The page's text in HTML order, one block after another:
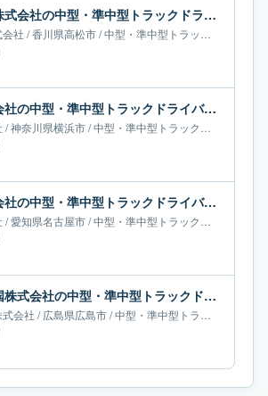
四国福山通運株式会社の中型・準中型トラックドライバー求人｜香川県高松市｜月給18万-34万円
社 /香川県高松市/中型・準中型トラックドライバー
武松商事株式会社の中型・準中型トラックドライバー求人｜神奈川県横浜市｜月給24万-29万円
/神奈川県横浜市/中型・準中型トラックドライバー
三和物産株式会社の中型・準中型トラックドライバー求人｜愛知県名古屋市｜月給20万-26万円
/愛知県名古屋市/中型・準中型トラックドライバー
トナミ運輸中国株式会社の中型・準中型トラックドライバー求人｜広島県広島市｜月給36万-64万円
式会社 /広島県広島市/中型・準中型トラックドライバー